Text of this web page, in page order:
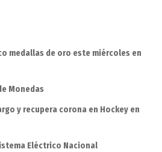
medallas de oro este miércoles en
Monedas
y recupera corona en Hockey en
Eléctrico Nacional